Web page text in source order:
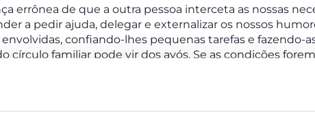
errônea de que a outra pessoa interceta as nossas
a pedir ajuda, delegar e externalizar os nossos
confiando-lhes pequenas tarefas e fazendo-
círculo familiar pode vir dos avós. Se as condições
têm outros cuidadores em quem confiar à medida que